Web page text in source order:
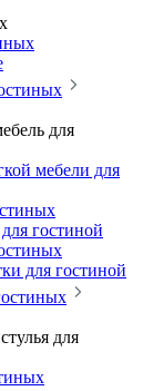
для
мебели для
гостиной
для гостиной
для